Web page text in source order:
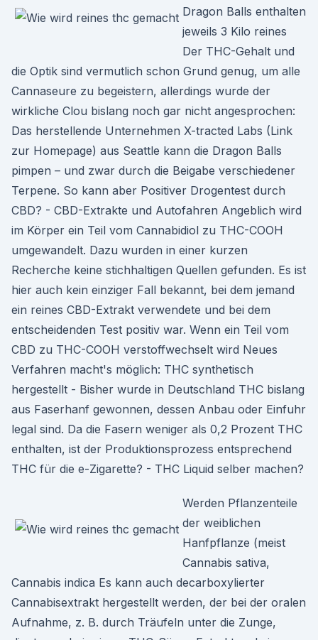
Dragon Balls enthalten
jeweils 3 Kilo reines
Der THC-Gehalt und
die Optik sind vermutlich schon Grund genug, um alle
Cannaseure zu begeistern, allerdings wurde der
wirkliche Clou bislang noch gar nicht angesprochen:
Das herstellende Unternehmen X-tracted Labs (Link
zur Homepage) aus Seattle kann die Dragon Balls
pimpen – und zwar durch die Beigabe verschiedener
Terpene. So kann aber Positiver Drogentest durch
CBD? - CBD-Extrakte und Autofahren Angeblich wird
im Körper ein Teil vom Cannabidiol zu THC-COOH
umgewandelt. Dazu wurden in einer kurzen
Recherche keine stichhaltigen Quellen gefunden. Es ist
hier auch kein einziger Fall bekannt, bei dem jemand
ein reines CBD-Extrakt verwendete und bei dem
entscheidenden Test positiv war. Wenn ein Teil vom
CBD zu THC-COOH verstoffwechselt wird Neues
Verfahren macht's möglich: THC synthetisch
hergestellt - Bisher wurde in Deutschland THC bislang
aus Faserhanf gewonnen, dessen Anbau oder Einfuhr
legal sind. Da die Fasern weniger als 0,2 Prozent THC
enthalten, ist der Produktionsprozess entsprechend
THC für die e-Zigarette? - THC Liquid selber machen?
Werden Pflanzenteile
der weiblichen
Hanfpflanze (meist
Cannabis sativa,
Cannabis indica Es kann auch decarboxylierter
Cannabisextrakt hergestellt werden, der bei der oralen
Aufnahme, z. B. durch Träufeln unter die Zunge,